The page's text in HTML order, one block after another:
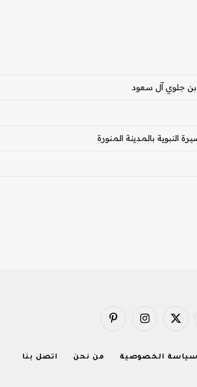
بن جلوي آل سعود
النبوية بالمدينة المنورة
X
الانستغرامبينتيريست
الخصوصية من نحن اتصل بنا